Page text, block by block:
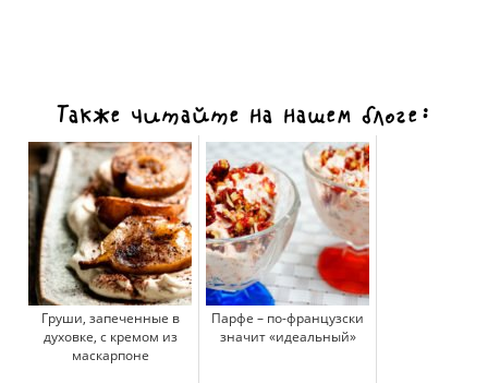
Также читайте на нашем блоге:
Груши, запеченные в
духовке, с кремом из
маскарпоне
Парфе – по-французски
значит «идеальный»